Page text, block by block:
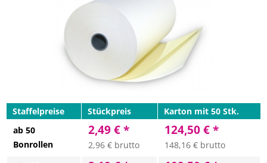
Staffelpreise Stückpreis
Karton mit 50 Stk.
ab 50
Bonrollen
2,49 € *
2,96 € brutto
124,50 € *
148,16 € brutto